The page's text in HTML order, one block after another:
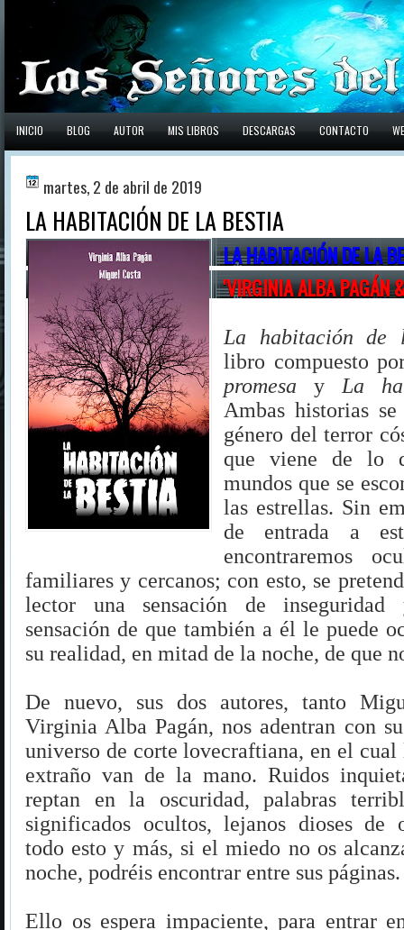
INICIO BLOG AUTOR MIS LIBROS DESCARGAS CONTACTO
martes, 2 de abril de 2019
LA HABITACIÓN DE LA BESTIA
LA HABITACIÓN DE LA
'VIRGINIA ALBA PAGÁN
La habitación de
libro compuesto
promesa y La
Ambas historias
género del terror
que viene de lo
mundos que se
las estrellas. Sin
de entrada a
encontraremos
familiares y cercanos; con esto, se
lector una sensación de
sensación de que también a él le puede
su realidad, en mitad de la noche, de que
De nuevo, sus dos autores, tanto
Virginia Alba Pagán, nos adentran con
universo de corte lovecraftiana, en el
extraño van de la mano. Ruidos
reptan en la oscuridad, palabras
significados ocultos, lejanos dioses de
todo esto y más, si el miedo no os
noche, podréis encontrar entre sus
Ello os espera impaciente, para entrar